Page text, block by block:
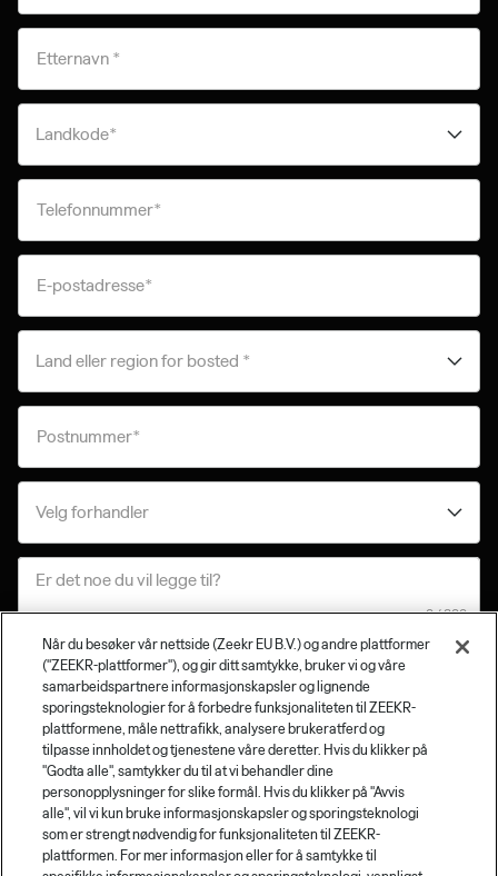
Etternavn *
Landkode*
Telefonnummer*
E-postadresse*
Land eller region for bosted *
Postnummer*
Velg forhandler
Er det noe du vil legge til?
Jeg bekrefter og godtar Zeekr-nettstedets brukervilkår
Ved å sende inn dette kontaktskjemaet, godtar jeg at mine
personlige data vil bli behandlet i samsvar med
nettstedets personvernpolicy.
For å behandle forespørselen din behandler Zeekr
informasjonen du har gitt og deler den med den autoriserte
Zeekr-forhandleren, som beskrevet i vår
personvernerklæring. Ved å velge alternativet nedenfor,
Når du besøker vår nettside (Zeekr EU B.V.) og andre plattformer
("ZEEKR-plattformer"), og gir ditt samtykke, bruker vi og våre
samarbeidspartnere informasjonskapsler og lignende
sporingsteknologier for å forbedre funksjonaliteten til ZEEKR-
plattformene, måle nettrafikk, analysere brukeratferd og
tilpasse innholdet og tjenestene våre deretter. Hvis du klikker på
"Godta alle", samtykker du til at vi behandler dine
personopplysninger for slike formål. Hvis du klikker på "Avvis
alle", vil vi kun bruke informasjonskapsler og sporingsteknologi
som er strengt nødvendig for funksjonaliteten til ZEEKR-
plattformen. For mer informasjon eller for å samtykke til